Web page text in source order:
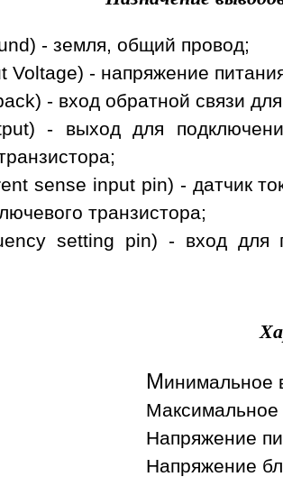
- земля, общий провод;
Voltage) - напряжение
- вход обратной связи
- выход для
sense input pin) - датчик
транзистора;
setting pin) - вход для
Минимальное
Максимальное
Напряжение
Напряжение